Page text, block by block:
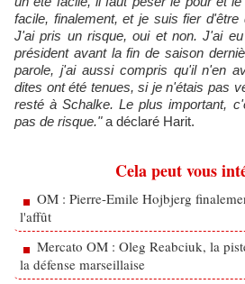
facile, finalement, et je suis fier d'être
J'ai pris un risque, oui et non. J'ai
président avant la fin de saison
parole, j'ai aussi compris qu'il n'en
dites ont été tenues, si je n'étais pas
resté à Schalke. Le plus important,
pas de risque."a déclaré Harit.
Cela peut vous
OM : Pierre-Emile Hojbjerg
l'affût
Mercato OM : Oleg Reabciuk, la
la défense marseillaise